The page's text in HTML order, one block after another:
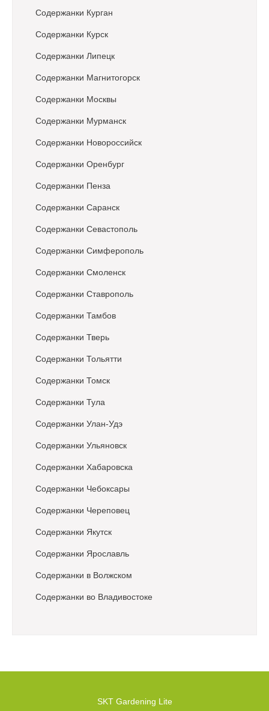
Содержанки Курган
Содержанки Курск
Содержанки Липецк
Содержанки Магнитогорск
Содержанки Москвы
Содержанки Мурманск
Содержанки Новороссийск
Содержанки Оренбург
Содержанки Пенза
Содержанки Саранск
Содержанки Севастополь
Содержанки Симферополь
Содержанки Смоленск
Содержанки Ставрополь
Содержанки Тамбов
Содержанки Тверь
Содержанки Тольятти
Содержанки Томск
Содержанки Тула
Содержанки Улан-Удэ
Содержанки Ульяновск
Содержанки Хабаровска
Содержанки Чебоксары
Содержанки Череповец
Содержанки Якутск
Содержанки Ярославль
Содержанки в Волжском
Содержанки во Владивостоке
SKT Gardening Lite